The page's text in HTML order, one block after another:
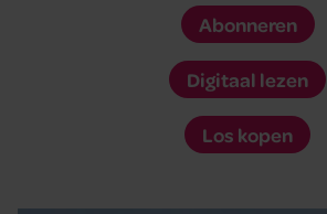
Abonneren
Digitaal lezen
Los kopen